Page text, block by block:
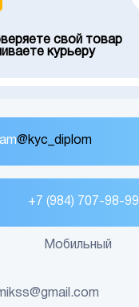
свой товар
курьеру
@kyc_diplom
+7 (984) 707-98-99
Мобильный